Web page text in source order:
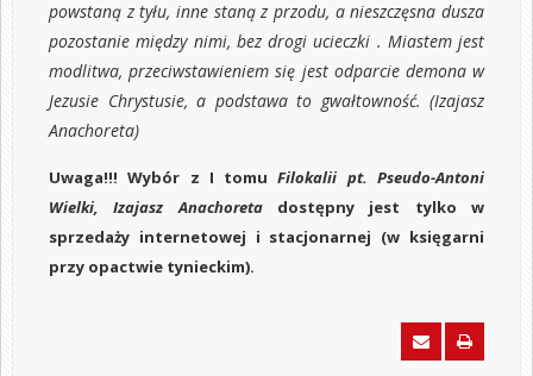
powstaną z tyłu, inne staną z przodu, a nieszczęsna dusza
pozostanie między nimi, bez drogi ucieczki . Miastem jest
modlitwa, przeciwstawieniem się jest odparcie demona w
Jezusie Chrystusie, a podstawa to gwałtowność. (Izajasz
Anachoreta)
Uwaga!!! Wybór z I tomuFilokalii pt.Pseudo-Antoni
Wielki, Izajasz Anachoreta dostępny jest tylko w
sprzedaży internetowej i stacjonarnej (w księgarni
przy opactwie tynieckim).